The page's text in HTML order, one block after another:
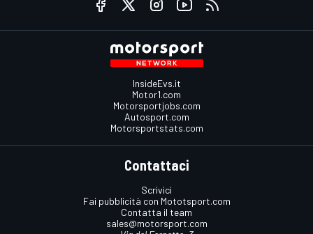
InsideEvs.it
Motor1.com
Motorsportjobs.com
Autosport.com
Motorsportstats.com
Contattaci
Scrivici
Fai pubblicità con Mototsport.com
Contatta il team
sales@motorsport.com